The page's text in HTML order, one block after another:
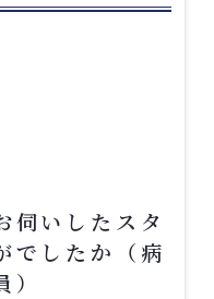
伺いしたスタ
でしたか（病